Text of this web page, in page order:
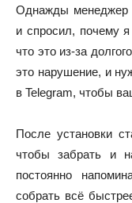
Однажды менеджер
и спросил, почему
что это из-за
это нарушение, и
в Telegram, чтобы
После установки
чтобы забрать и
постоянно
собрать всё